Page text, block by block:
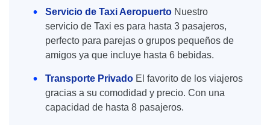
Servicio de Taxi Aeropuerto Nuestro
servicio de Taxi es para hasta 3 pasajeros,
perfecto para parejas o grupos pequeños de
amigos ya que incluye hasta 6 bebidas.
Transporte Privado El favorito de los viajeros
gracias a su comodidad y precio. Con una
capacidad de hasta 8 pasajeros.